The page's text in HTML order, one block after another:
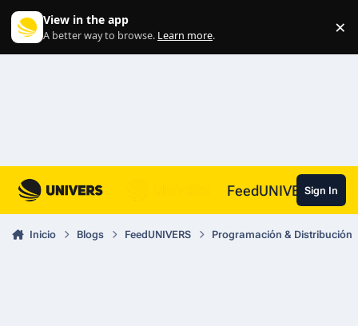
View in the app
A better way to browse. Learn more. ×
FeedUNIVERSSign In
Inicio Blogs FeedUNIVERS Programación & Distribución